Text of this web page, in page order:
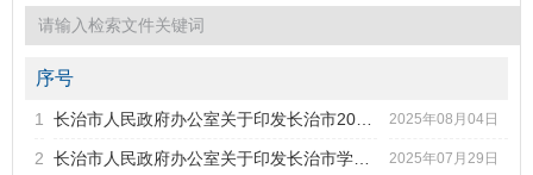
2022年第1期
2021年第6期
2021年第5期
2021年第3期
2021年第2期
序号
标题
发文字号 发布日期
1 2025年08月04日
2 2025年07月29日